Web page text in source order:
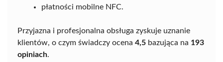
płatności mobilne NFC.
Przyjazna i profesjonalna obsługa zyskuje uznanie
klientów, o czym świadczy ocena 4,5 bazująca na 193
opiniach.